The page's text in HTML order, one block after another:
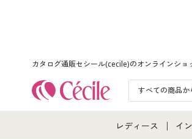
カタログ通販セシール(cecile)のオンラインショ
レディース イ